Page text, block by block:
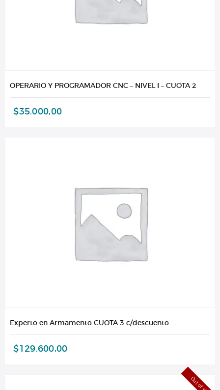
OPERARIO Y PROGRAMADOR CNC – NIVEL I – CUOTA 2
$35.000,00
Experto en Armamento CUOTA 3 c/descuento
$129.600,00